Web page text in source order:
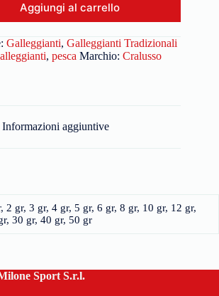
Aggiungi al carrello
Galleggianti, Galleggianti Tradizionali
, pesca Marchio: Cralusso
Informazioni aggiuntive
2 gr, 3 gr, 4 gr, 5 gr, 6 gr, 8 gr, 10 gr, 12 gr,
30 gr, 40 gr, 50 gr
Sport S.r.l.